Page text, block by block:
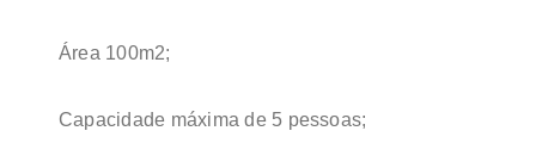
Área 100m2;
Capacidade máxima de 5 pessoas;